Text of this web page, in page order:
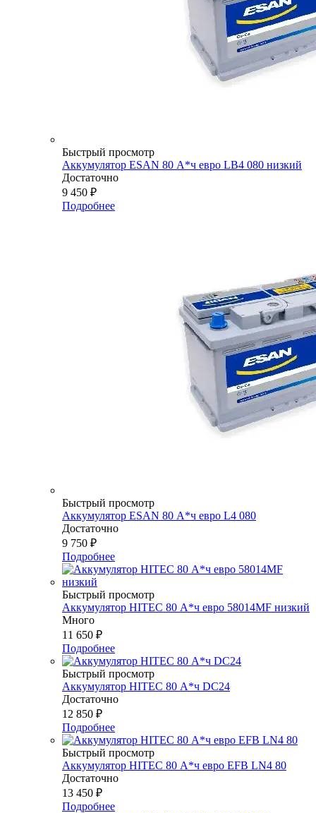
Быстрый просмотр
Аккумулятор ESAN 80 А*ч евро LB4 080 низкий
Достаточно
9 450 ₽
Подробнее
Быстрый просмотр
Аккумулятор ESAN 80 А*ч евро L4 080
Достаточно
9 750 ₽
Подробнее
Быстрый просмотр
Аккумулятор HITEC 80 А*ч евро 58014MF низкий
Много
11 650 ₽
Подробнее
Быстрый просмотр
Аккумулятор HITEC 80 А*ч DC24
Достаточно
12 850 ₽
Подробнее
Быстрый просмотр
Аккумулятор HITEC 80 А*ч евро EFB LN4 80
Достаточно
13 450 ₽
Подробнее